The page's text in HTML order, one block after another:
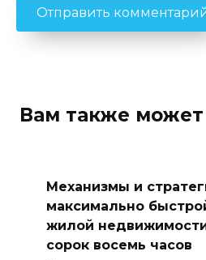
Вам также может
Механизмы и
максимально
жилой
сорок восемь часов